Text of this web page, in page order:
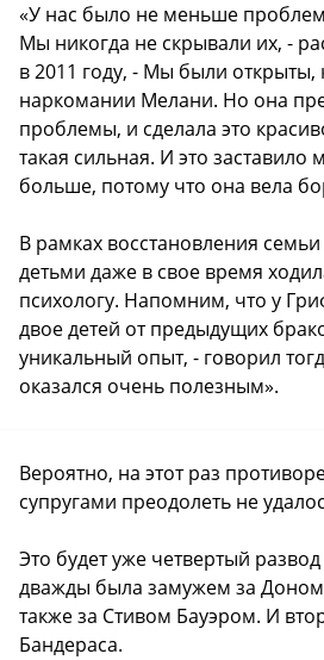
«У нас было не меньше
Мы никогда не скрывали их, -
в 2011 году, - Мы были открыты,
наркомании Мелани. Но она
проблемы, и сделала это
такая сильная. И это
больше, потому что она вела
В рамках восстановления
детьми даже в свое время
психологу. Напомним, что у
двое детей от предыдущих
уникальный опыт, - говорил
оказался очень полезным».
Вероятно, на этот раз
супругами преодолеть не
Это будет уже четвертый
дважды была замужем за
также за Стивом Бауэром. И
Бандераса.